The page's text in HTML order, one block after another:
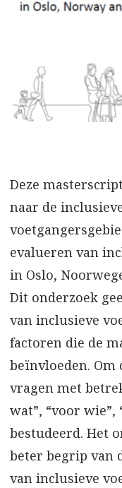
Deze
naar de
evalueren van
in Oslo,
Dit onderzoek
van inclusieve
factoren die de
beïnvloeden.
vragen met
wat”, “voor wie”,
bestudeerd. Het
beter begrip van
van inclusieve